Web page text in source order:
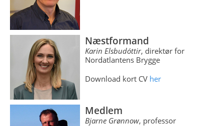
Næstformand
Karin Elsbudóttir, direktør for
Nordatlantens Brygge
Download kort CV her
Medlem
Bjarne Grønnow, professor